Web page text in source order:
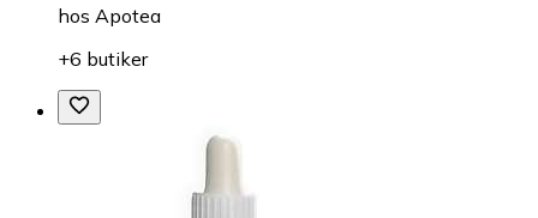
hos Apotea
+6 butiker